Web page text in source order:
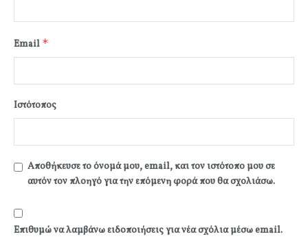
Email *
Ιστότοπος
Αποθήκευσε το όνομά μου, email, και τον ιστότοπο μου σε
αυτόν τον πλοηγό για την επόμενη φορά που θα σχολιάσω.
Επιθυμώ να λαμβάνω ειδοποιήσεις για νέα σχόλια μέσω email.